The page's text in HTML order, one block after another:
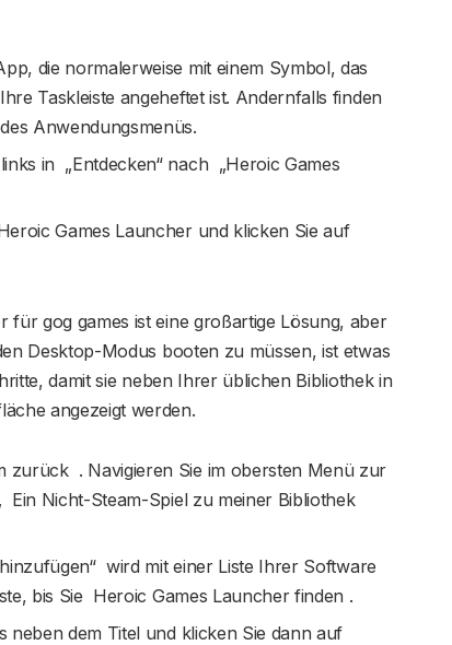
die normalerweise mit einem Symbol, das
Taskleiste angeheftet ist. Andernfalls finden
Anwendungsmenüs.
in „Entdecken“ nach „Heroic Games
Games Launcher und klicken Sie auf
für gog games ist eine großartige Lösung, aber
Desktop-Modus booten zu müssen, ist etwas
damit sie neben Ihrer üblichen Bibliothek in
angezeigt werden.
zurück . Navigieren Sie im obersten Menü zur
Ein Nicht-Steam-Spiel zu meiner Bibliothek
wird mit einer Liste Ihrer Software
bis Sie Heroic Games Launcher finden .
neben dem Titel und klicken Sie dann auf